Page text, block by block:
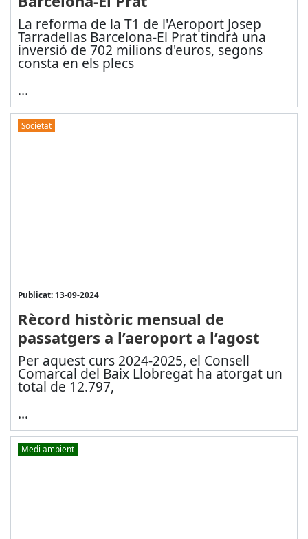
La reforma de la T1 de l'Aeroport Josep
Tarradellas Barcelona-El Prat tindrà una
inversió de 702 milions d'euros, segons
consta en els plecs
...
Societat
Publicat: 13-09-2024
Rècord històric mensual de
passatgers a l’aeroport a l’agost
Per aquest curs 2024-2025, el Consell
Comarcal del Baix Llobregat ha atorgat un
total de 12.797,
...
Medi ambient